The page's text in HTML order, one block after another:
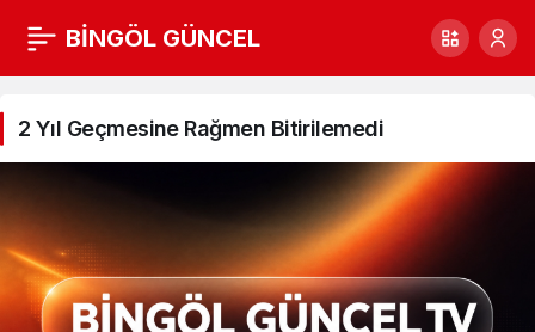
BİNGÖL GÜNCEL
2
Yıl
Geçmesine
Rağmen
Bitirilemedi
Haberleri
2 Yıl Geçmesine Rağmen Bitirilemedi